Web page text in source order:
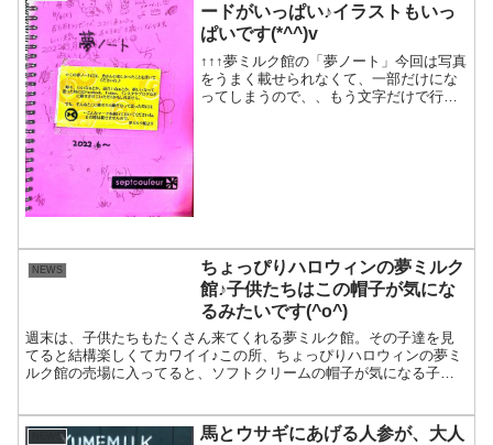
ードがいっぱい♪イラストもいっ
ぱいです(*^^)v
↑↑↑夢ミルク館の「夢ノート」今回は写真
をうまく載せられなくて、一部だけにな
ってしまうので、、もう文字だけで行こ
NEWS
ちょっぴりハロウィンの夢ミルク
館♪子供たちはこの帽子が気にな
るみたいです(^o^)
週末は、子供たちもたくさん来てくれる夢ミルク館。その子達を見
てると結構楽しくてカワイイ♪この所、ちょっぴりハロウィンの夢ミ
ルク館の売場に入ってると、ソフトクリームの帽子が気になる子供
NEWS
馬とウサギにあげる人参が、大人